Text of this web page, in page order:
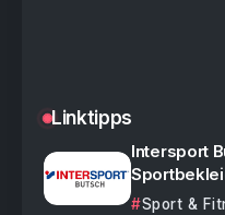
Linktipps
Intersport
Sport &